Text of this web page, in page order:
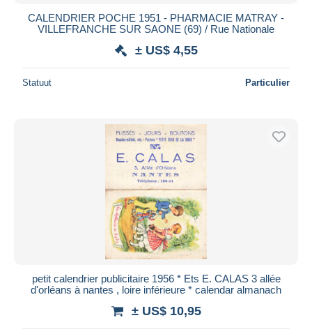
CALENDRIER POCHE 1951 - PHARMACIE MATRAY -
VILLEFRANCHE SUR SAONE (69) / Rue Nationale
± US$ 4,55
Statuut Particulier
petit calendrier publicitaire 1956 * Ets E. CALAS 3 allée
d'orléans à nantes , loire inférieure * calendar almanach
± US$ 10,95